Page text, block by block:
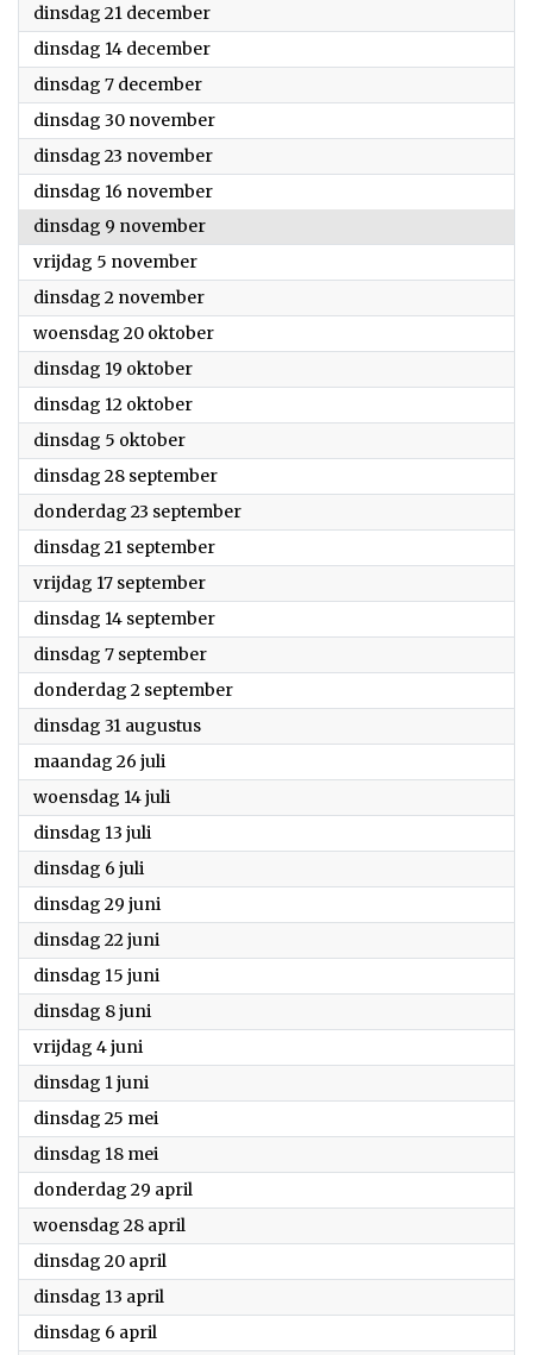
dinsdag 21 december2021
dinsdag 14 december2021
dinsdag 7 december2021
dinsdag 30 november2021
dinsdag 23 november2021
dinsdag 16 november2021
dinsdag 9 november2021
vrijdag 5 november2021
dinsdag 2 november2021
woensdag 20 oktober2021
dinsdag 19 oktober2021
dinsdag 12 oktober2021
dinsdag 5 oktober2021
dinsdag 28 september2021
donderdag 23 september2021
dinsdag 21 september2021
vrijdag 17 september2021
dinsdag 14 september2021
dinsdag 7 september2021
donderdag 2 september2021
dinsdag 31 augustus2021
maandag 26 juli
woensdag 14 juli
dinsdag 13 juli
dinsdag 6 juli
dinsdag 29 juni
dinsdag 22 juni
dinsdag 15 juni
dinsdag 8 juni
vrijdag 4 juni
dinsdag 1 juni
dinsdag 25 mei
dinsdag 18 mei
donderdag 29 april
woensdag 28 april
dinsdag 20 april
dinsdag 13 april
dinsdag 6 april